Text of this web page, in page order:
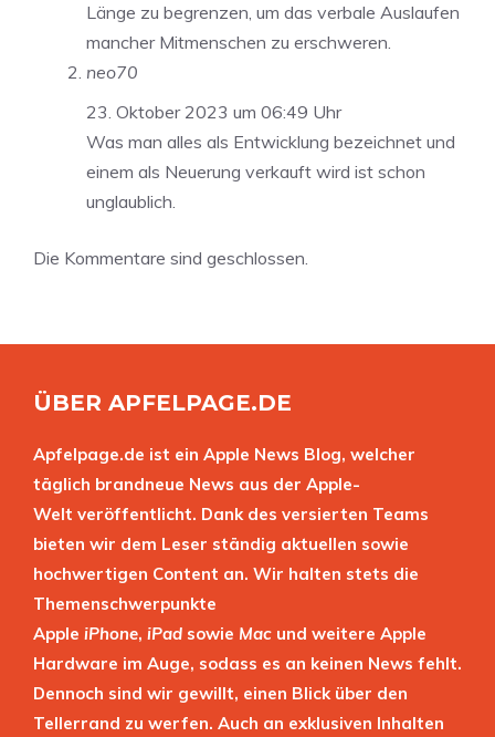
Länge zu begrenzen, um das verbale Auslaufen
mancher Mitmenschen zu erschweren.
neo70
23. Oktober 2023 um 06:49 Uhr
Was man alles als Entwicklung bezeichnet und
einem als Neuerung verkauft wird ist schon
unglaublich.
Die Kommentare sind geschlossen.
ÜBER APFELPAGE.DE
Apfelpage.de ist ein Apple News Blog, welcher
täglich brandneue News aus der Apple-
Welt veröffentlicht. Dank des versierten Teams
bieten wir dem Leser ständig aktuellen sowie
hochwertigen Content an. Wir halten stets die
Themenschwerpunkte
Apple iPhone, iPad sowie Mac und weitere Apple
Hardware im Auge, sodass es an keinen News fehlt.
Dennoch sind wir gewillt, einen Blick über den
Tellerrand zu werfen. Auch an exklusiven Inhalten